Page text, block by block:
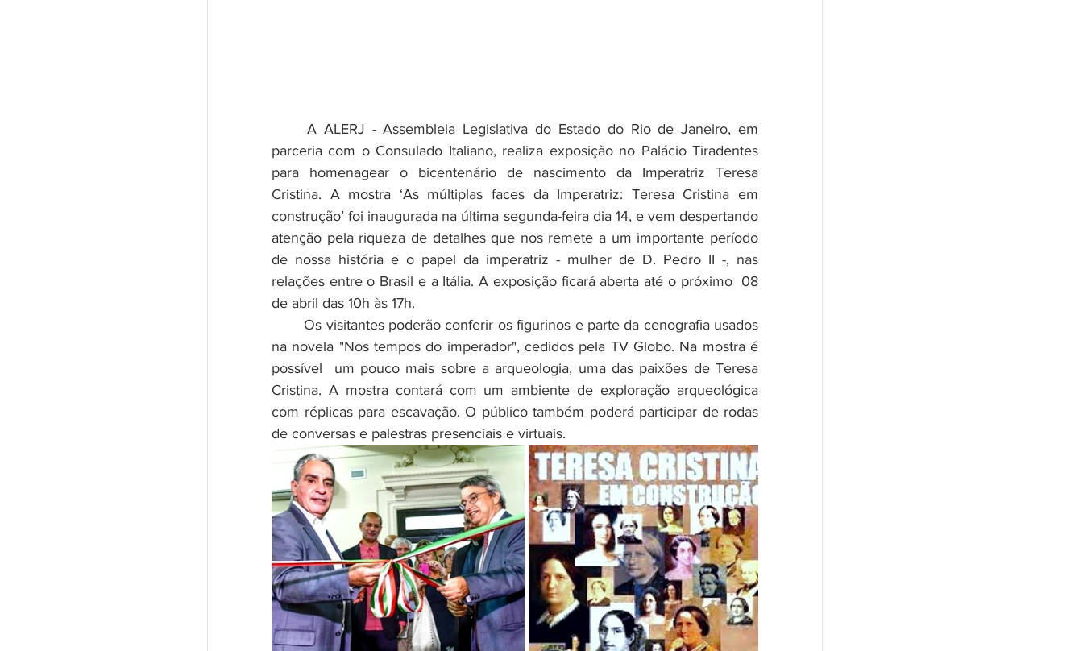
parceria com o Consulado Italiano, realiza exposição no Palácio Tiradentes
para homenagear o bicentenário de nascimento da Imperatriz Teresa
Cristina. A mostra ‘As múltiplas faces da Imperatriz: Teresa Cristina em
construção’ foi inaugurada na última segunda-feira dia 14, e vem despertando
atenção pela riqueza de detalhes que nos remete a um importante período
de nossa história e o papel da imperatriz - mulher de D. Pedro II -, nas
relações entre o Brasil e a Itália. A exposição ficará aberta até o próximo  08
de abril das 10h às 17h.
na novela "Nos tempos do imperador", cedidos pela TV Globo. Na mostra é
possível  um pouco mais sobre a arqueologia, uma das paixões de Teresa
Cristina. A mostra contará com um ambiente de exploração arqueológica
com réplicas para escavação. O público também poderá participar de rodas
de conversas e palestras presenciais e virtuais.